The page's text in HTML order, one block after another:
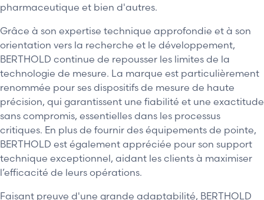
pharmaceutique et bien d'autres.
Grâce à son expertise technique approfondie et à son
orientation vers la recherche et le développement,
BERTHOLD continue de repousser les limites de la
technologie de mesure. La marque est particulièrement
renommée pour ses dispositifs de mesure de haute
précision, qui garantissent une fiabilité et une exactitude
sans compromis, essentielles dans les processus
critiques. En plus de fournir des équipements de pointe,
BERTHOLD est également appréciée pour son support
technique exceptionnel, aidant les clients à maximiser
l’efficacité de leurs opérations.
Faisant preuve d'une grande adaptabilité, BERTHOLD